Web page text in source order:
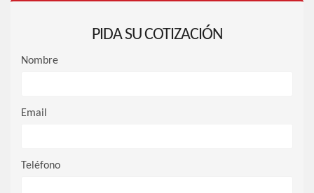
PIDA SU COTIZACIÓN
Nombre
Email
Teléfono